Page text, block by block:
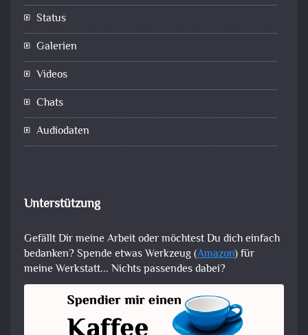
Status
Galerien
Videos
Chats
Audiodaten
Unterstützung
Gefällt Dir meine Arbeit oder möchtest Du dich einfach
bedanken? Spende etwas Werkzeug (Amazon) für
meine Werkstatt... Nichts passendes dabei?